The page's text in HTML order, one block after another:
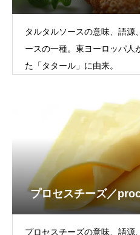
タルタルソースの意味、語源
ースの一種。東ヨーロッパ人
た「タタール」に由来。
プロセスチーズ／
プロセスチーズの意味、語源